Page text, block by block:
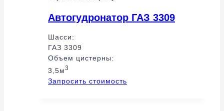
Автогудронатор ГАЗ 3309
Шасси:
ГАЗ 3309
Объем цистерны:
3,5м3
Запросить стоимость